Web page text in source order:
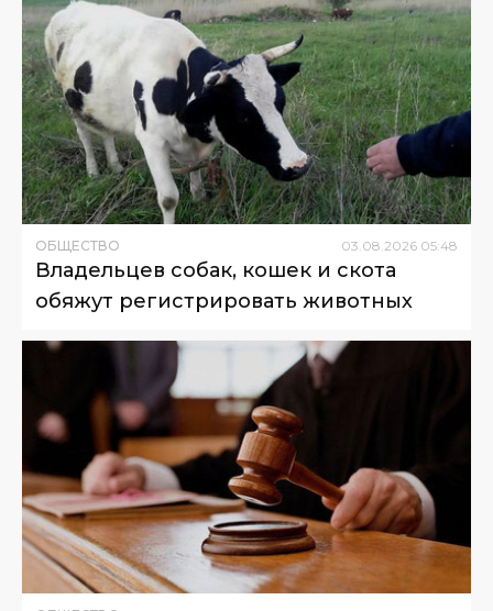
ОБЩЕСТВО 03.08.2026 05:48
Владельцев собак, кошек и скота
обяжут регистрировать животных